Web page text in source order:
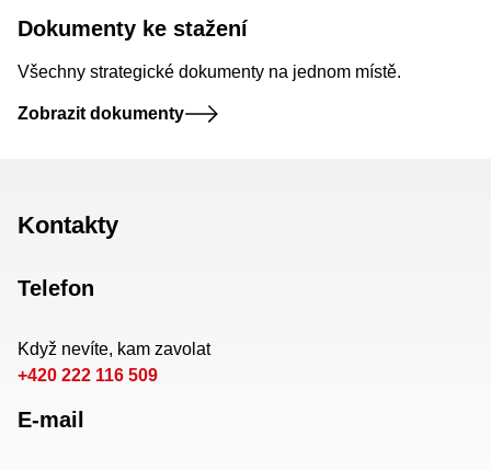
Dokumenty ke stažení
Všechny strategické dokumenty na jednom místě.
Zobrazit dokumenty
Kontakty
Telefon
Když nevíte, kam zavolat
+420 222 116 509
E-mail